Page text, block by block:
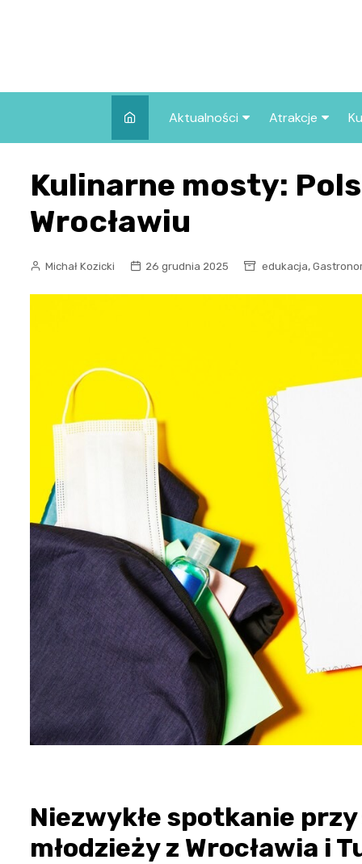
Aktualności
Wszystkie wpisy
Atrakcje
we Wrocławiu
Kulinarne mosty:
Wrocławiu
Michał Kozicki 26 grudnia 2025 edukacja,
Niezwykłe spotkanie
młodzieży z Wrocławia i